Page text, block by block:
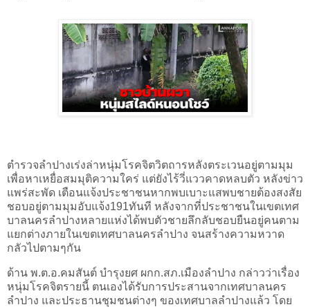
ตํารวจลําปางเร่งล่าหนุ่มโรคจิตวิตถารหลังตระเวนอยู่ตามมุม
เพื่อหาเหยื่อสมมุติความใคร่ แต่ยังไร้วี่แววคาดหลบตัว หลังข่าว
แพร่สะพัด เตือนแจ้งประชาชนหากพบเบาะแสพบชายต้องสงสัย
ชอบอยู่ตามมุมอับแจ้ง191ทันที หลังจากที่ประชาชนในเขตเทศ
บาลนครลําปางหลายแห่งได้พบตัวชายลึกลับชอบยืนอยู่คนตาม
แยกต่างภายในเขตเทศบาลนครลําปาง จนสร้างความหวาด
กลัวไปตามๆกัน
ด้าน พ.ต.อ.คมสันต์ บํารุงยศ ผกก.สภ.เมืองลําปาง กล่าวว่าเรื่อง
หนุ่มโรคจิตรายนี้ ตนเองได้รับการประสานจากเทศบาลนคร
ลำปาง และประธานชุมชนต่างๆ ของเทศบาลลําปางแล้ว โดย